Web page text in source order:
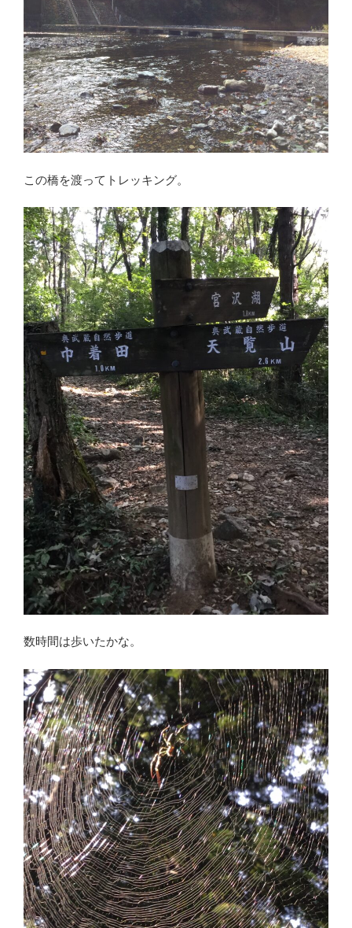
この橋を渡ってトレッキング。
数時間は歩いたかな。